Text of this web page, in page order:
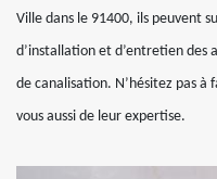
Ville dans le 91400, ils peuvent
d’installation et d’entretien des
de canalisation. N’hésitez pas
vous aussi de leur expertise.